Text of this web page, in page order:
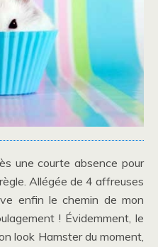
une courte absence pour
Allégée de 4 affreuses
enfin le chemin de mon
! Évidemment, le
look Hamster du moment,